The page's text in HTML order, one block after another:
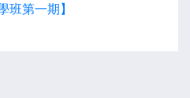
班第一期】